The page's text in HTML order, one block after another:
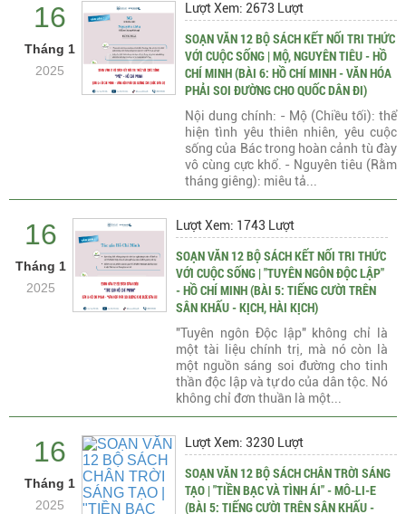
16
Tháng 1
2025
Lượt Xem: 2673 Lượt
SOẠN VĂN 12 BỘ SÁCH KẾT NỐI TRI THỨC
VỚI CUỘC SỐNG | MỘ, NGUYÊN TIÊU - HỒ
CHÍ MINH (BÀI 6: HỒ CHÍ MINH - VĂN HÓA
PHẢI SOI ĐƯỜNG CHO QUỐC DÂN ĐI)
Nội dung chính: - Mộ (Chiều tối): thể
hiện tình yêu thiên nhiên, yêu cuộc
sống của Bác trong hoàn cảnh tù đày
vô cùng cực khổ. - Nguyên tiêu (Rằm
tháng giêng): miêu tả...
16
Tháng 1
2025
Lượt Xem: 1743 Lượt
SOẠN VĂN 12 BỘ SÁCH KẾT NỐI TRI THỨC
VỚI CUỘC SỐNG | "TUYÊN NGÔN ĐỘC LẬP"
- HỒ CHÍ MINH (BÀI 5: TIẾNG CƯỜI TRÊN
SÂN KHẤU - KỊCH, HÀI KỊCH)
"Tuyên ngôn Độc lập" không chỉ là
một tài liệu chính trị, mà nó còn là
một nguồn sáng soi đường cho tinh
thần độc lập và tự do của dân tộc. Nó
không chỉ đơn thuần là một...
16
Tháng 1
2025
Lượt Xem: 3230 Lượt
SOẠN VĂN 12 BỘ SÁCH CHÂN TRỜI SÁNG
TẠO | "TIỀN BẠC VÀ TÌNH ÁI" - MÔ-LI-E
(BÀI 5: TIẾNG CƯỜI TRÊN SÂN KHẤU -